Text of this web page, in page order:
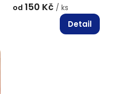
od 150 Kč / ks
Detail